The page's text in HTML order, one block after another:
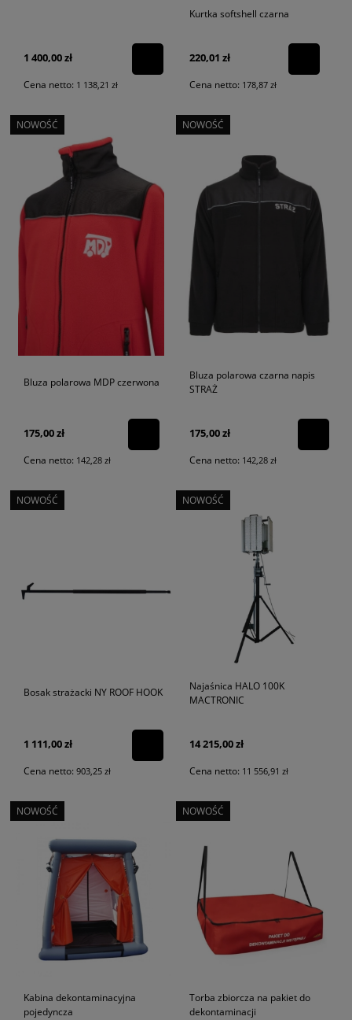
1 400,00 zł
Cena netto: 1 138,21 zł
Kurtka softshell czarna
220,01 zł
Cena netto: 178,87 zł
Bluza polarowa MDP czerwona
175,00 zł
Cena netto: 142,28 zł
NOWOŚĆ
Bluza polarowa czarna napis
STRAŻ
175,00 zł
Cena netto: 142,28 zł
NOWOŚĆ
Bosak strażacki NY ROOF HOOK
1 111,00 zł
Cena netto: 903,25 zł
NOWOŚĆ
Najaśnica HALO 100K
MACTRONIC
14 215,00 zł
Cena netto: 11 556,91 zł
NOWOŚĆ
Kabina dekontaminacyjna
pojedyncza
NOWOŚĆ
Torba zbiorcza na pakiet do
dekontaminacji
NOWOŚĆ